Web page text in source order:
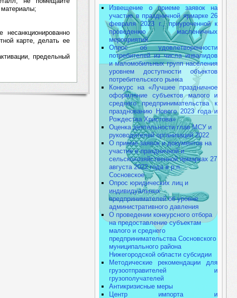
карте, делать ее
предельный
Извещение о приеме заявок на
участие в праздничной ярмарке 26
февраля 2023 г., приуроченной к
проведению масленичных
мероприятий
Опрос об удовлетворенности
потребителей из числа инвалидов
и маломобильных групп населения
уровнем доступности объектов
потребительского рынка
Конкурс на «Лучшее праздничное
оформление субъектов малого и
среднего предпринимательства к
празднованию Нового 2023 года и
Рождества Христова»
Оценка деятельности глав МСУ и
руководителей организаций 2022
О приеме заявок и документов на
участие в праздничной и
сельскохозяйственной ярмарках 27
августа 2022 года в р.п.
Сосновское
Опрос юридических лиц и
индивидуальных
предпринимателей об уровне
административного давления
О проведении конкурсного отбора
на предоставление субъектам
малого и среднего
предпринимательства Сосновского
муниципального района
Нижегородской области субсидии
Методические рекомендации для
грузоотправителей и
грузополучателей
Антикризисные меры
Центр импорта и